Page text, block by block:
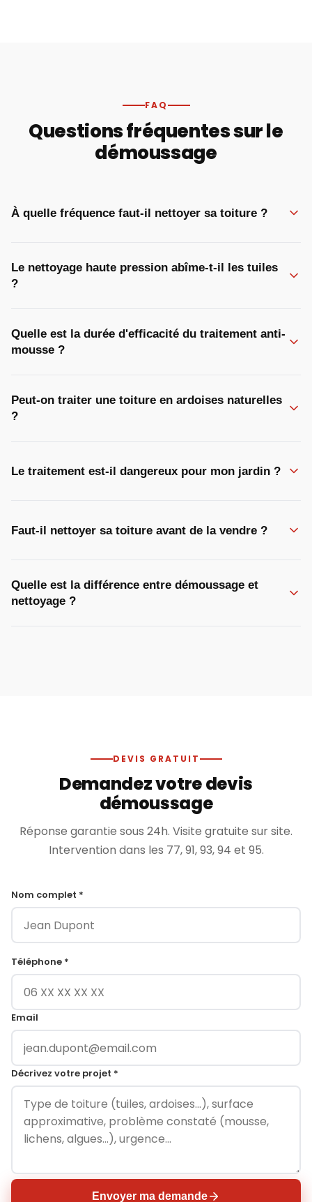
FAQ
Questions fréquentes sur le
démoussage
À quelle fréquence faut-il nettoyer sa toiture ?
Le nettoyage haute pression abîme-t-il les tuiles
?
Quelle est la durée d'efficacité du traitement anti-
mousse ?
Peut-on traiter une toiture en ardoises naturelles
?
Le traitement est-il dangereux pour mon jardin ?
Faut-il nettoyer sa toiture avant de la vendre ?
Quelle est la différence entre démoussage et
nettoyage ?
DEVIS GRATUIT
Demandez votre devis
démoussage
Réponse garantie sous 24h. Visite gratuite sur site.
Intervention dans les 77, 91, 93, 94 et 95.
Nom complet *
Téléphone *
Email
Décrivez votre projet *
Envoyer ma demande